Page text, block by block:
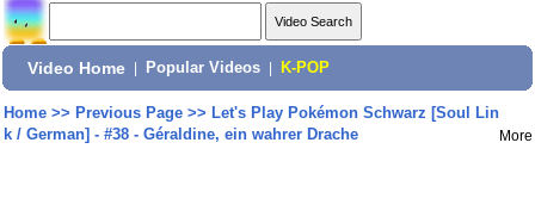
Video Home Popular Videos K-POP
Home>> Previous Page>> Let's Play Pokémon Schwarz [Soul Lin
k / German] - #38 - Géraldine, ein wahrer Drache
More